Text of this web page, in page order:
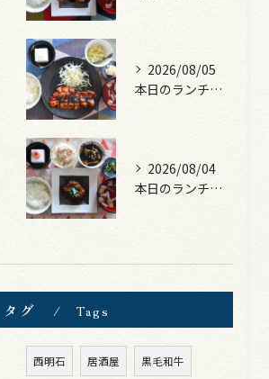
2026/08/05
本日のランチは、ロース豚カツ梅はさみ！
2026/08/04
本日のランチは、煮込みハンバーグ！
タグ Tags
西明石 居酒屋 黒毛和牛